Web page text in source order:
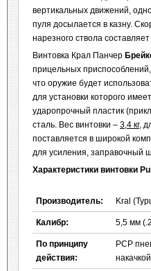
вертикальных движений,
пуля досылается в казну.
нарезного ствола составляет
Винтовка Крал Панчер
прицельных
что оружие будет
для установки которого
ударопрочный пластик
сталь. Вес винтовки – 3,4 кг,
поставляется в широкой
для усиления, заправочный
Характеристики винтовки
Производитель: Kral
Калибр: 5,5 мм
По принципу
действия:
PCP